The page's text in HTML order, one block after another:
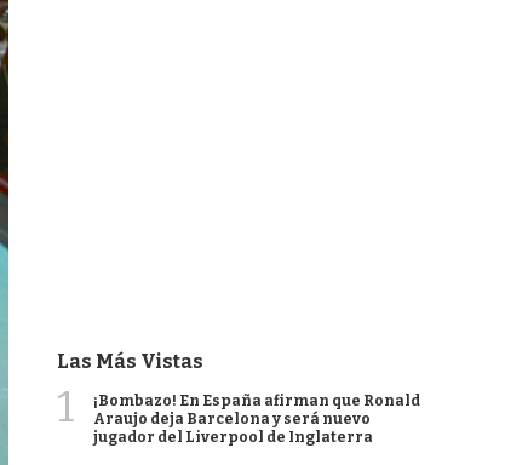
Las Más Vistas
1
¡Bombazo! En España afirman que Ronald
Araujo deja Barcelona y será nuevo
jugador del Liverpool de Inglaterra